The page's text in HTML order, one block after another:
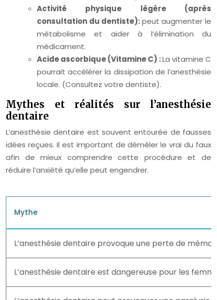
Activité physique légère (après
consultation du dentiste):peut augmenter le
métabolisme et aider à l’élimination du
médicament.
Acide ascorbique (Vitamine C) :La vitamine C
pourrait accélérer la dissipation de l’anesthésie
locale. (Consultez votre dentiste).
Mythes et réalités sur l’anesthésie
dentaire
L’anesthésie dentaire est souvent entourée de fausses
idées reçues. Il est important de démêler le vrai du faux
afin de mieux comprendre cette procédure et de
réduire l’anxiété qu’elle peut engendrer.
Mythe
L’anesthésie dentaire provoque une perte de
L’anesthésie dentaire est dangereuse pour les